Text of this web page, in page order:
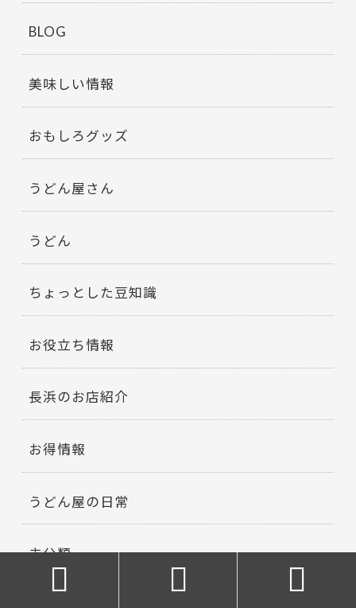
BLOG
美味しい情報
おもしろグッズ
うどん屋さん
うどん
ちょっとした豆知識
お役立ち情報
長浜のお店紹介
お得情報
うどん屋の日常
未分類
  